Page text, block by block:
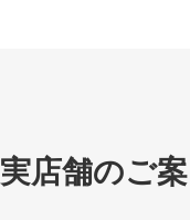
実店舗のご